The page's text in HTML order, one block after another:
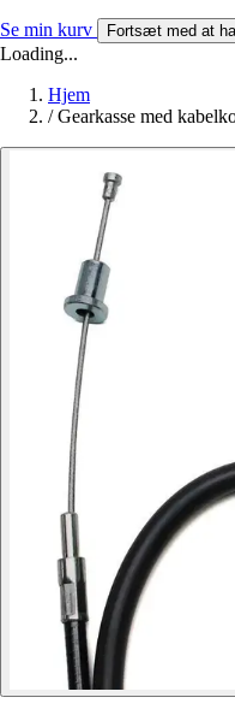
Se min kurv Fortsæt med at
Loading...
Hjem
/ Gearkasse med